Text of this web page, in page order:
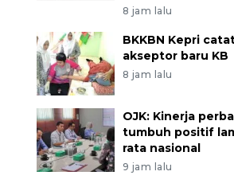
8 jam lalu
BKKBN Kepri
akseptor baru KB
8 jam lalu
OJK: Kinerja
tumbuh positif
rata nasional
9 jam lalu